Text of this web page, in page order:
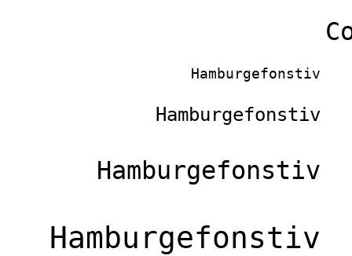
Hamburgefonstiv
Hamburgefonstiv
Hamburgefonstiv
Hamburgefonstiv